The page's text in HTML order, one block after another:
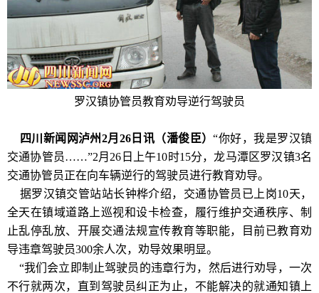
罗汉镇协管员教育劝导逆行驾驶员
四川新闻网泸州2月26日讯（潘俊臣）“你好，我是罗汉镇
交通协管员……”2月26日上午10时15分，龙马潭区罗汉镇3名
交通协管员正在向车辆逆行的驾驶员进行教育劝导。
据罗汉镇交管站站长钟桦介绍，交通协管员已上岗10天，
全天在镇域道路上巡视和设卡检查，履行维护交通秩序、制
止乱停乱放、开展交通法规宣传教育等职能，目前已教育劝
导违章驾驶员300余人次，劝导效果明显。
“我们会立即制止驾驶员的违章行为，然后进行劝导，一次
不行就两次，直到驾驶员纠正为止，不能解决的就通知镇上